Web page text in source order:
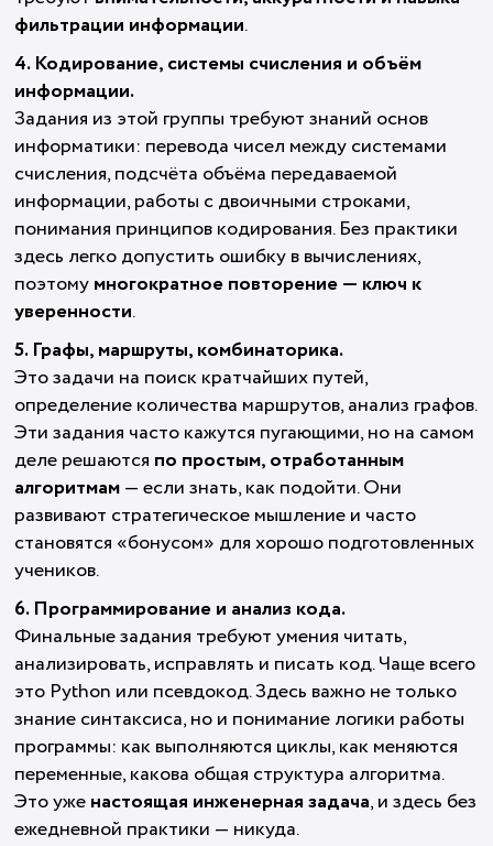
фильтрации информации.
4. Кодирование, системы счисления и объём
информации.
Задания из этой группы требуют знаний основ
информатики: перевода чисел между системами
счисления, подсчёта объёма передаваемой
информации, работы с двоичными строками,
понимания принципов кодирования. Без практики
здесь легко допустить ошибку в вычислениях,
поэтомумногократное повторение — ключ к
уверенности.
5. Графы, маршруты, комбинаторика.
Это задачи на поиск кратчайших путей,
определение количества маршрутов, анализ графов.
Эти задания часто кажутся пугающими, но на самом
деле решаются по простым, отработанным
алгоритмам— если знать, как подойти. Они
развивают стратегическое мышление и часто
становятся «бонусом» для хорошо подготовленных
учеников.
6. Программирование и анализ кода.
Финальные задания требуют умения читать,
анализировать, исправлять и писать код. Чаще всего
это Python или псевдокод. Здесь важно не только
знание синтаксиса, но и понимание логики работы
программы: как выполняются циклы, как меняются
переменные, какова общая структура алгоритма.
Это уженастоящая инженерная задача, и здесь без
ежедневной практики — никуда.